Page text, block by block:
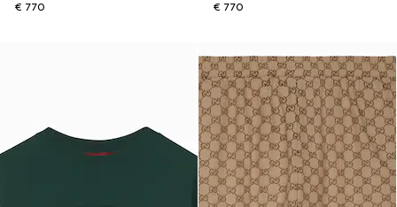
€ 770
€ 770